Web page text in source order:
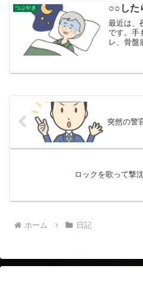
利用され
ョート
つぶやき ○○した
最近は、
です。手
レ、骨盤
突然の警
ロックを歌って撃沈
ホーム 日記